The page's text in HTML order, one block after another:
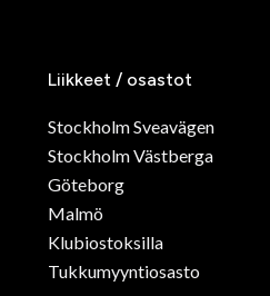
Liikkeet / osastot
Stockholm Sveavägen
Stockholm Västberga
Göteborg
Malmö
Klubiostoksilla
Tukkumyyntiosasto